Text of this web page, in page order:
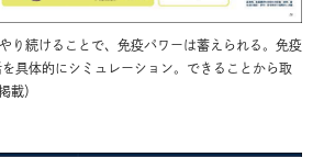
り続けることで、免疫パワーは蓄えられる。免疫
具体的にシミュレーション。できることから取
載）